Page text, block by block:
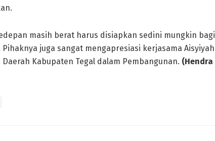
masih berat harus disiapkan sedini mungkin bagi
juga sangat mengapresiasi kerjasama Aisyiyah
Kabupaten Tegal dalam Pembangunan. (Hendra